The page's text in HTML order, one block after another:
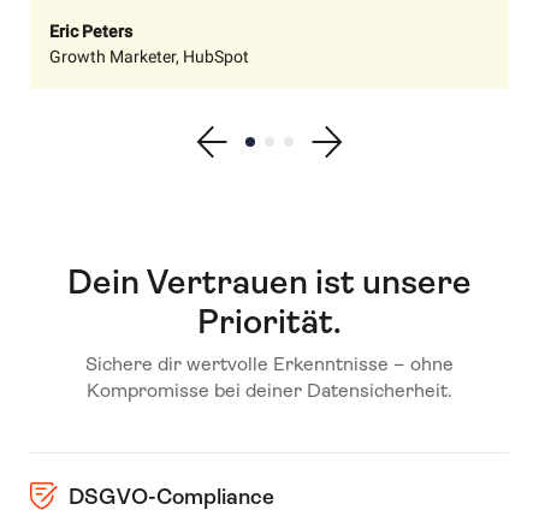
Eric Peters
Growth Marketer, HubSpot
Show previous testimonial
Show testimonial 1
Show testimonial 2
Show testimonial 3
Show next testimonial
Dein Vertrauen ist unsere
Priorität.
Sichere dir wertvolle Erkenntnisse – ohne
Kompromisse bei deiner Datensicherheit.
DSGVO-Compliance